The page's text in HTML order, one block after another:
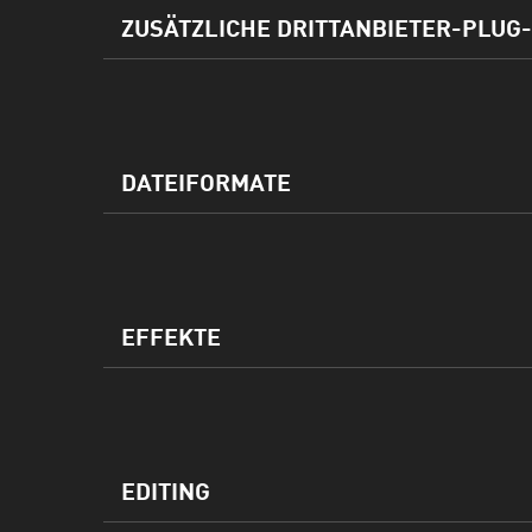
ZUSÄTZLICHE DRITTANBIETER-
DATEIFORMATE
EFFEKTE
EDITING